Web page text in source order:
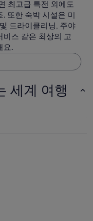
최고급 특전 외에도
또한 숙박 시설은 미
드라이클리닝, 주야
비스 같은 최상의 고
요.
세계 여행